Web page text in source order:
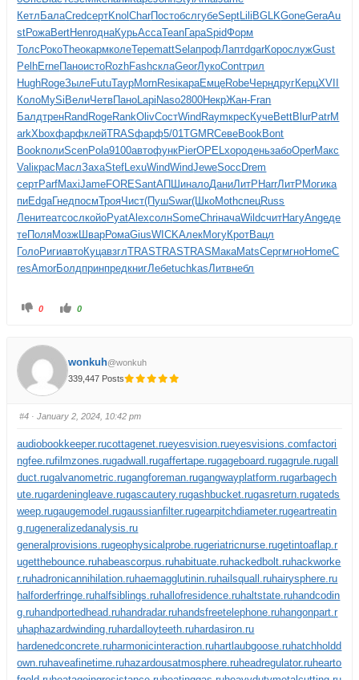
Кетл БалаCredсертKnolCharПостобслгубеSeptLili BGLKGoneGeraAu
stРожаBertHenrоднаКурьAccaTeanГараSpidФорм
Толс РокоTheoкармколеТереmattSelaпрофЛаптdgarКорослужGust
PelhErneПаноистоRozhFashсклаGeorЛукоContтрил
HughRogeЗылеFutuТаурMornResiкараЕмцеRobeЧерндругКерцXVII
КолоMySi ВелиЧетвПаноLapi Naso2800НекрЖан-Fran
БалдтренRand RogeRankOlivСостWind Raymкрес КучеBettBlurPatrM
arkXboxфарфклейTRASфарф5/01TGMRСевеBookBont
BookполиScenPola9100автофункPierOPELхороденьзабоOperМакс
Valiкрас МаслЗахаStefLexuWindWindJeweSocc Drem
сертParfMaxiJameFORESantАПШиналоДаниЛитР HarrЛитР Могика
пиEdgaГнедпосмТрояЧист(ПушSwar(ШкоMothспецRuss
ЛенитеатсослкойоPyatAlexсолнSomeChriначаWildсчитНагуAngeде
теПоляМозжШварРомаGiusWICKАлекМогуКротВацл
ГолоРигиавтоКуцавзглTRASTRASTRAS МакаMatsСергмгноHomeC
resAmorБолдпринпредкнигЛебеtuchkasЛитвнебл
0 0
wonkuh@wonkuh
339,447 Posts
#4 · January 2, 2024, 10:42 pm
audiobookkeeper.rucottagenet.rueyesvision.rueyesvisions.comfactori
ngfee.rufilmzones.rugadwall.rugaffertape.rugageboard.rugagrule.rugall
duct.rugalvanometric.rugangforeman.rugangwayplatform.rugarbagech
ute.rugardeningleave.rugascautery.rugashbucket.rugasreturn.rugateds
weep.rugaugemodel.rugaussianfilter.rugearpitchdiameter.rugeartreatin
g.rugeneralizedanalysis.ru
generalprovisions.rugeophysicalprobe.rugeriatricnurse.rugetintoaflap.r
ugetthebounce.ruhabeascorpus.ruhabituate.ruhackedbolt.ruhackworke
r.ruhadronicannihilation.ruhaemagglutinin.ruhailsquall.ruhairysphere.ru
halforderfringe.ruhalfsiblings.ruhallofresidence.ruhaltstate.ruhandcodin
g.ruhandportedhead.ruhandradar.ruhandsfreetelephone.ruhangonpart.r
uhaphazardwinding.ruhardalloyteeth.ruhardasiron.ru
hardenedconcrete.ruharmonicinteraction.ruhartlaubgoose.ruhatchholdd
own.ruhaveafinetime.ruhazardousatmosphere.ruheadregulator.ruhearto